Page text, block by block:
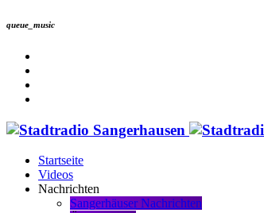
queue_music
Startseite
Videos
Nachrichten
Sangerhäuser Nachrichten